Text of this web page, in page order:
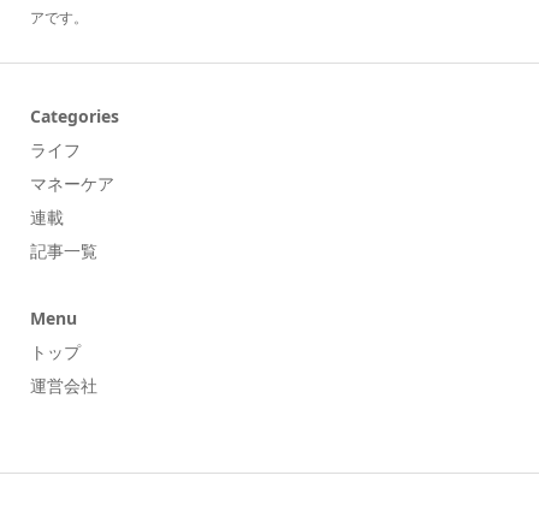
アです。
Categories
ライフ
マネーケア
連載
記事一覧
Menu
トップ
運営会社